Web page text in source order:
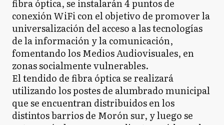
fibra óptica, se instalarán 4 puntos de
conexión WiFi con el objetivo de promover la
universalización del acceso a las tecnologías
de la información y la comunicación,
fomentando los Medios Audiovisuales, en
zonas socialmente vulnerables.
El tendido de fibra óptica se realizará
utilizando los postes de alumbrado municipal
que se encuentran distribuidos en los
distintos barrios de Morón sur, y luego se